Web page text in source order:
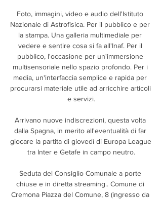
Foto, immagini, video e audio dell'Istituto
Nazionale di Astrofisica. Per il pubblico e per
la stampa. Una galleria multimediale per
vedere e sentire cosa si fa all'Inaf. Per il
pubblico, l'occasione per un'immersione
multisensoriale nello spazio profondo. Per i
media, un'interfaccia semplice e rapida per
procurarsi materiale utile ad arricchire articoli
e servizi.
Arrivano nuove indiscrezioni, questa volta
dalla Spagna, in merito all'eventualità di far
giocare la partita di giovedì di Europa League
tra Inter e Getafe in campo neutro.
Seduta del Consiglio Comunale a porte
chiuse e in diretta streaming.. Comune di
Cremona Piazza del Comune, 8 (ingresso da